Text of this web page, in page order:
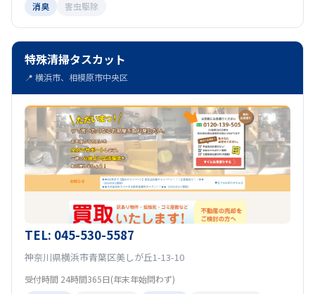
消臭
害虫駆除
特殊清掃タスカット
📍 横浜市、相模原市中央区
TEL: 045-530-5587
神奈川県横浜市青葉区美しが丘1-13-10
受付時間 24時間365日(年末年始問わず)